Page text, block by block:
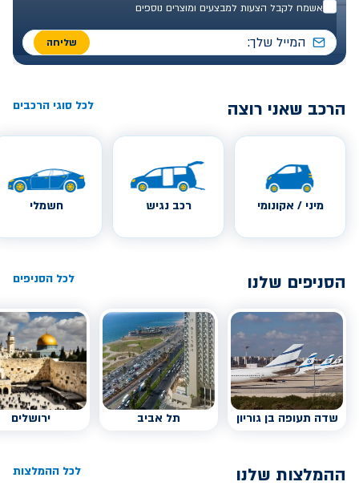
אשמח לקבל הצעות למבצעים ומוצרים נוספים
שליחה
הרכב שאני רוצה לכל סוגי הרכבים
מיני / אקונומי רכב נגיש חשמלי
הסניפים שלנו לכל הסניפים
שדה תעופה בן גוריון תל אביב ירושלים
ההמלצות שלנו לכל ההמלצות